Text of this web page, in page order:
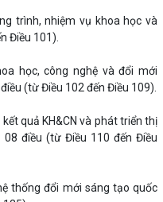
trình, nhiệm vụ khoa học và
Điều 101).
học, công nghệ và đổi mới
(từ Điều 102 đến Điều 109).
quả KH&CN và phát triển thị
điều (từ Điều 110 đến Điều
thống đổi mới sáng tạo quốc